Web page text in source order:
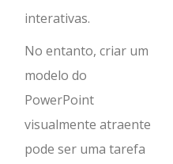
interativas.
No entanto, criar um
modelo do
PowerPoint
visualmente atraente
pode ser uma tarefa